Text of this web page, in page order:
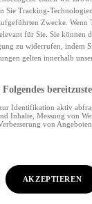
Sie Tracking-
Zwecke.
für Sie. Sie können
zu widerrufen, indem
gelten innerhalb
Identifikation aktiv
Inhalte, Messung von
von Angeboten.
AKZEPTIEREN